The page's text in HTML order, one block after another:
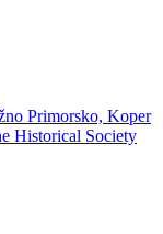
Primorsko, Koper
Historical Society